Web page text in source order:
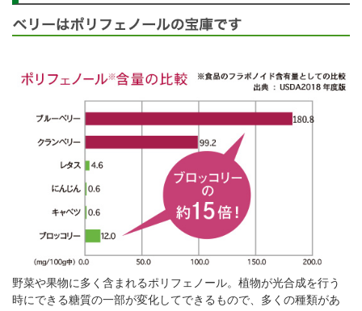
野菜や果物に多く含まれるポリフェノール。植物が光合成を行う
時にできる糖質の一部が変化してできるもので、多くの種類があ